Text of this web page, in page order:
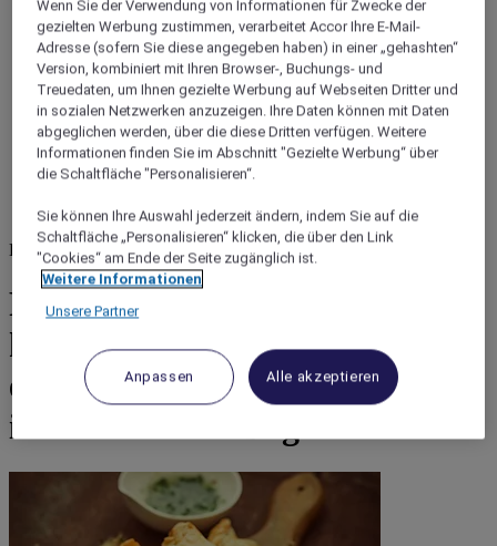
Kolumbien
Probieren Sie die
kolumbianische Küche in
einem historischen Restaurant
im Herzen von Bogotá
Wenn Sie der Verwendung von Informationen für Zwecke der
gezielten Werbung zustimmen, verarbeitet Accor Ihre E-Mail-
Adresse (sofern Sie diese angegeben haben) in einer „gehashten“
Version, kombiniert mit Ihren Browser-, Buchungs- und
Treuedaten, um Ihnen gezielte Werbung auf Webseiten Dritter und
in sozialen Netzwerken anzuzeigen. Ihre Daten können mit Daten
abgeglichen werden, über die diese Dritten verfügen. Weitere
Informationen finden Sie im Abschnitt "Gezielte Werbung“ über
die Schaltfläche "Personalisieren“.
Sie können Ihre Auswahl jederzeit ändern, indem Sie auf die
Schaltfläche „Personalisieren“ klicken, die über den Link
"Cookies“ am Ende der Seite zugänglich ist.
Weitere Informationen
Unsere Partner
Anpassen Alle akzeptieren